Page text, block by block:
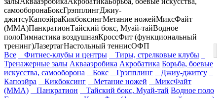
самооборонаБоксГрэпплингДжиу-
джитсуКапоэйраКикбоксингМетание ножейМиксФайт
(ММА)ПанкратионТайский бокс, Муай-тайВодное
полоГимнастика воздушнаяКроссФит (функциональный
тренинг)ЛазертагНастольный теннисОФП
Все
Фитнес-клубы и центры
Тиры, стрелковые клубы
Тренажерные залы Аквааэробика Акробатика Борьба, боевые
искусства, самооборона
Бокс Грэпплинг
Джиу-джитсу
Капоэйра
Кикбоксинг Метание ножей
МиксФайт
(ММА)
Панкратион Тайский бокс, Муай-тай Водное поло